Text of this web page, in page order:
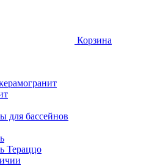
Корзина
для бассейнов
Тераццо